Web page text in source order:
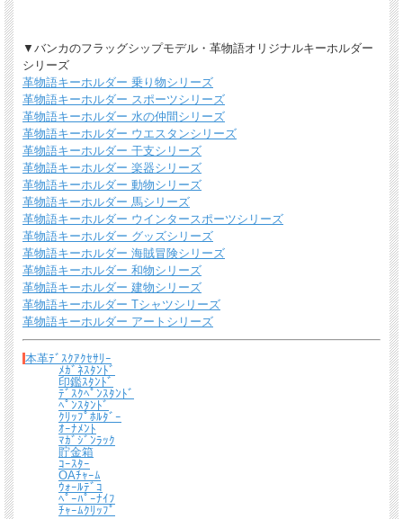
*無料簡易ラッピング
通常のご購入でも、簡易ラッピング（透明の袋の上に金色のギフトシール付き）い
たします。
送料について
宅配便 650円から
メール便（全商品対象・定形外郵便ほか）全国一律300円
込）以上でメール便送料無料
詳しくはこちらから
熟練したスタッフが丁寧に梱包いたします。
*梱包の例
▼バンカのフラッグシップモデル・革物語オリジナルキーホルダー
シリーズ
革物語キーホルダー 乗り物シリーズ
革物語キーホルダー スポーツシリーズ
革物語キーホルダー 水の仲間シリーズ
革物語キーホルダー ウエスタンシリーズ
革物語キーホルダー 干支シリーズ
革物語キーホルダー 楽器シリーズ
革物語キーホルダー 動物シリーズ
革物語キーホルダー 馬シリーズ
革物語キーホルダー ウインタースポーツシリーズ
革物語キーホルダー グッズシリーズ
革物語キーホルダー 海賊冒険シリーズ
革物語キーホルダー 和物シリーズ
革物語キーホルダー 建物シリーズ
革物語キーホルダー Tシャツシリーズ
革物語キーホルダー アートシリーズ
本革ﾃﾞｽｸｱｸｾｻﾘｰ
ﾒｶﾞﾈｽﾀﾝﾄﾞ
印鑑ｽﾀﾝﾄﾞ
ﾃﾞｽｸﾍﾟﾝｽﾀﾝﾄﾞ
ﾍﾟﾝｽﾀﾝﾄﾞ
ｸﾘｯﾌﾟﾎﾙﾀﾞｰ
ｵｰﾅﾒﾝﾄ
ﾏｶﾞｼﾞﾝﾗｯｸ
貯金箱
ｺｰｽﾀｰ
OAﾁｬｰﾑ
ｳｫｰﾙﾃﾞｺ
ﾍﾟｰﾊﾟｰﾅｲﾌ
ﾁｬｰﾑｸﾘｯﾌﾟ